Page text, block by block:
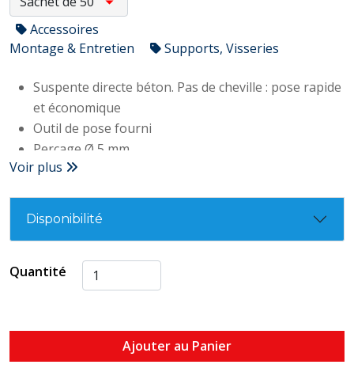
Accessoires
Montage & Entretien
Supports, Visseries
Suspente directe béton. Pas de cheville : pose rapide
et économique
Outil de pose fourni
Perçage Ø 5 mm
Réglage de la visseuse : couple fort / vitesse lente
Charge admissible : 100 kg (charge pondérée avec
un coéfficient de sécurité de 3)
Longueur totale : 68 mm
Diamètre de l'oeillet : 5,5 mm
Voir plus
Disponibilité
Quantité
Ajouter au Panier